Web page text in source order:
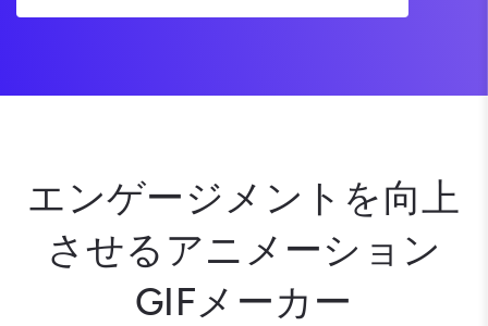
エンゲージメントを向上
させるアニメーション
GIFメーカー